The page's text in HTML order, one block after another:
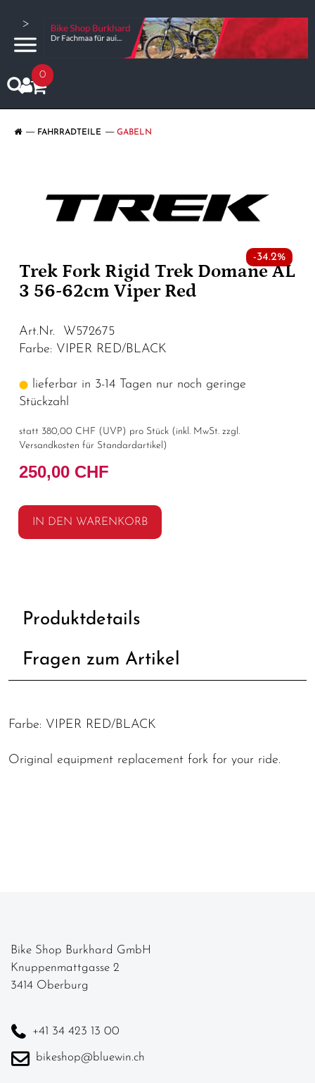
>
0
FAHRRADTEILE GABELN
-34.2%
Trek Fork Rigid Trek Domane AL
3 56-62cm Viper Red
Art.Nr. W572675
Farbe: VIPER RED/BLACK
lieferbar in 3-14 Tagen nur noch geringe
Stückzahl
statt 380,00 CHF ( UVP ) pro Stück (inkl. MwSt. zzgl.
Versandkosten für Standardartikel )
250,00 CHF
IN DEN WARENKORB
Produktdetails
Fragen zum Artikel
Farbe: VIPER RED/BLACK
Original equipment replacement fork for your ride.
Bike Shop Burkhard GmbH
Knuppenmattgasse 2
3414 Oberburg
+41 34 423 13 00
bikeshop@bluewin.ch